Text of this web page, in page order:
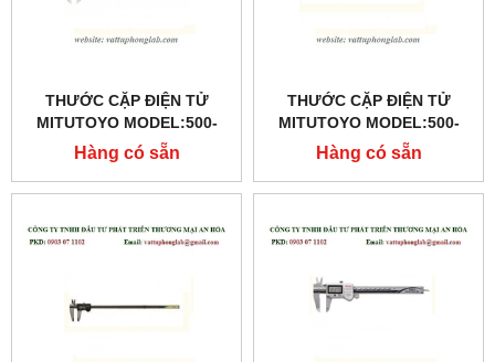
THƯỚC CẶP ĐIỆN TỬ
MITUTOYO MODEL:500-
173
Hàng có sẵn
THƯỚC CẶP ĐIỆN TỬ
MITUTOYO MODEL:500-
501-10
Hàng có sẵn